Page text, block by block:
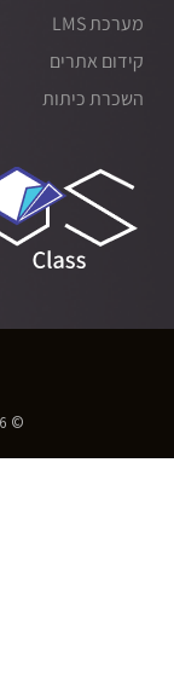
מערכת LMS
קידום אתרים
השכרת כיתות
© 2026